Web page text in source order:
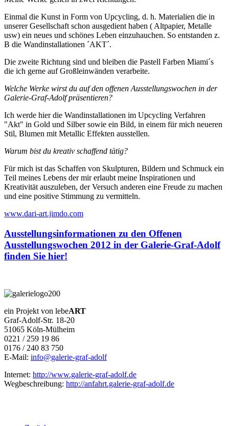
Einmal die Kunst in Form von Upcycling, d. h. Materialien die in
unserer Gesellschaft schon ausgedient haben ( Altpapier, Metalle
usw) ein neues und schönes Leben einzuhauchen. So entstanden z.
B die Wandinstallationen ´AKT´.
Die zweite Richtung sind und bleiben die Pastell Farben Miami´s
die ich gerne auf Großleinwänden verarbeite.
Welche Werke wirst du auf den offenen Ausstellungswochen in der
Galerie-Graf-Adolf präsentieren?
Ich werde hier die Wandinstallationen im Upcycling Verfahren
"Akt" in Gold und Silber sowie ein Bild, in einem für mich neueren
Stil, Blumen mit Metallic Effekten ausstellen.
Warum bist du kreativ schaffend tätig?
Für mich ist das Schaffen von Skulpturen, Bildern und Schmuck ein
Teil meines Lebens der mir erlaubt meine Inspirationen und
Kreativität auszuleben, der Versuch anderen eine Freude zu machen
und eine positive Stimmung zu vermitteln.
www.dari-art.jimdo.com
Ausstellungsinformationen zu den Offenen
Ausstellungswochen 2012 in der Galerie-Graf-Adolf
finden Sie hier!
ein Projekt von lebeART
Graf-Adolf-Str. 18-20
51065 Köln-Mülheim
0221 / 259 19 86
0176 / 240 83 750
E-Mail: info@galerie-graf-adolf
Internet: http://www.galerie-graf-adolf.de
Wegbeschreibung: http://anfahrt.galerie-graf-adolf.de